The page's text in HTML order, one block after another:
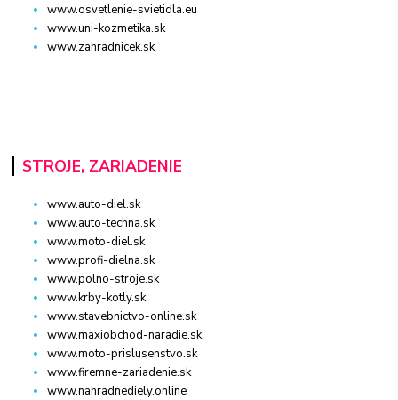
www.osvetlenie-svietidla.eu
www.uni-kozmetika.sk
www.zahradnicek.sk
STROJE, ZARIADENIE
www.auto-diel.sk
www.auto-techna.sk
www.moto-diel.sk
www.profi-dielna.sk
www.polno-stroje.sk
www.krby-kotly.sk
www.stavebnictvo-online.sk
www.maxiobchod-naradie.sk
www.moto-prislusenstvo.sk
www.firemne-zariadenie.sk
www.nahradnediely.online